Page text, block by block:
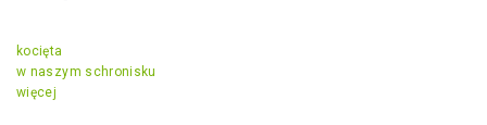
kocięta
w naszym schronisku
więcej